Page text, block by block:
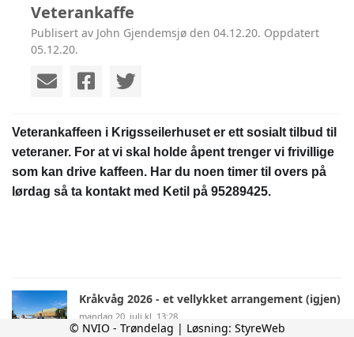
Veterankaffe
Publisert av John Gjendemsjø den 04.12.20. Oppdatert
05.12.20.
Veterankaffeen i Krigsseilerhuset er ett sosialt tilbud til
veteraner. For at vi skal holde åpent trenger vi frivillige
som kan drive kaffeen. Har du noen timer til overs på
lørdag så ta kontakt med Ketil på 95289425.
Kråkvåg 2026 - et vellykket arrangement (igjen)
mandag 20. juli kl. 13:28
© NVIO - Trøndelag | Løsning: StyreWeb